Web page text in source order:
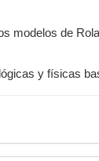
modelos de
y físicas